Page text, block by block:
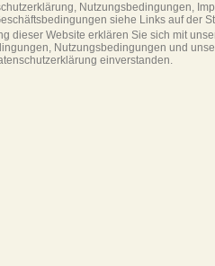
Nutzungsbedingungen,
siehe Links auf der
dieser Website erklären Sie sich mit
Nutzungsbedingungen und
einverstanden.